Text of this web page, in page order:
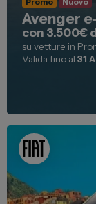
Avenger
con 3.500€
su vetture in
Valida fino al31